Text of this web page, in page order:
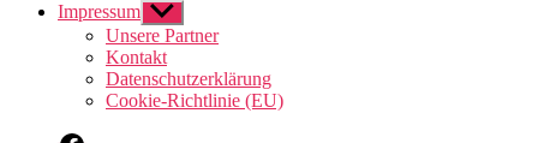
Impressum Untermenü
anzeigen
Unsere Partner
Kontakt
Datenschutzerklärung
Cookie-Richtlinie (EU)